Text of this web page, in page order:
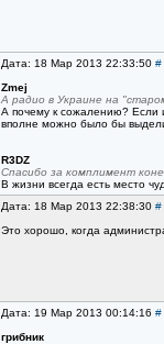
Дата: 18 Мар 2013 22:33:50 #
Zmej
А радио в Украине на
А почему к сожалению? Если
вполне можно было бы
R3DZ
Спасибо за комплимент
В жизни всегда есть место
Дата: 18 Мар 2013 22:38:30 #
Это хорошо, когда
Дата: 19 Мар 2013 00:14:16 #
грибник